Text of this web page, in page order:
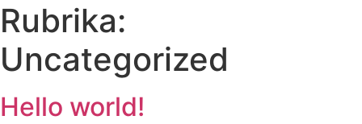
Rubrika:
Uncategorized
Hello world!